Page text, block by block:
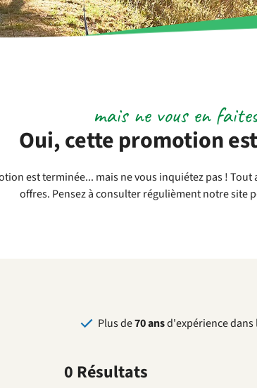
Oui, cette promotion
mais ne vous en
est terminée... mais ne vous inquiétez pas !
offres. Pensez à consulter régulièment notre site
Plus de70 ansd'expérience
0 Résultats